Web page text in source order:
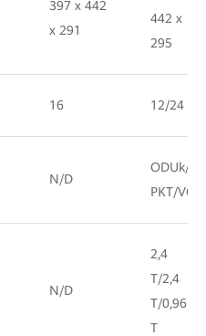
397 x 442
x 291
442 x
295
16 12/24
N/D
ODUk/
PKT/VC
N/D
2,4
T/2,4
T/0,96
T